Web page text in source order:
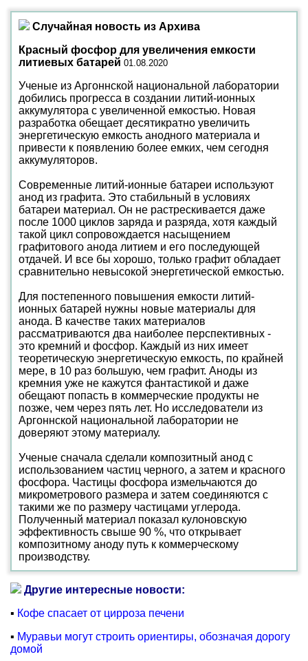
Случайная новость из Архива
Красный фосфор для увеличения емкости
литиевых батарей 01.08.2020
Ученые из Аргоннской национальной лаборатории
добились прогресса в создании литий-ионных
аккумулятора с увеличенной емкостью. Новая
разработка обещает десятикратно увеличить
энергетическую емкость анодного материала и
привести к появлению более емких, чем сегодня
аккумуляторов.
Современные литий-ионные батареи используют
анод из графита. Это стабильный в условиях
батареи материал. Он не растрескивается даже
после 1000 циклов заряда и разряда, хотя каждый
такой цикл сопровождается насыщением
графитового анода литием и его последующей
отдачей. И все бы хорошо, только графит обладает
сравнительно невысокой энергетической емкостью.
Для постепенного повышения емкости литий-
ионных батарей нужны новые материалы для
анода. В качестве таких материалов
рассматриваются два наиболее перспективных -
это кремний и фосфор. Каждый из них имеет
теоретическую энергетическую емкость, по крайней
мере, в 10 раз большую, чем графит. Аноды из
кремния уже не кажутся фантастикой и даже
обещают попасть в коммерческие продукты не
позже, чем через пять лет. Но исследователи из
Аргоннской национальной лаборатории не
доверяют этому материалу.
Ученые сначала сделали композитный анод с
использованием частиц черного, а затем и красного
фосфора. Частицы фосфора измельчаются до
микрометрового размера и затем соединяются с
такими же по размеру частицами углерода.
Полученный материал показал кулоновскую
эффективность свыше 90 %, что открывает
композитному аноду путь к коммерческому
производству.
Другие интересные новости:
▪ Кофе спасает от цирроза печени
▪ Муравьи могут строить ориентиры, обозначая дорогу
домой